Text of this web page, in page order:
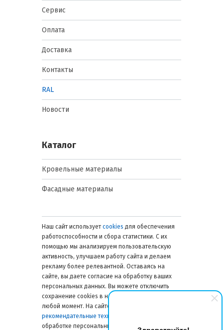
Сервис
Оплата
Доставка
Контакты
RAL
Новости
Каталог
Кровельные материалы
Фасадные материалы
Наш сайт использует cookies для обеспечения
работоспособности и сбора статистики. С их
помощью мы анализируем пользовательскую
активность, улучшаем работу сайта и делаем
рекламу более релевантной. Оставаясь на
сайте, вы даете согласие на обработку ваших
персональных данных. Вы можете отключить
сохранение cookies в настройках браузера в
любой момент. На сайте также применяются
рекомендательные технологии
обработке персональных данных — в